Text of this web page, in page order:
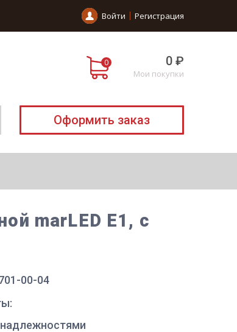
Войти Регистрация
0 ₽
Мои покупки
Оформить заказ
marLED E1, с
00-04